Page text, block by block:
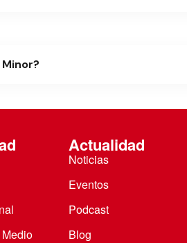
Actualidad
Noticias
Eventos
Podcast
Blog